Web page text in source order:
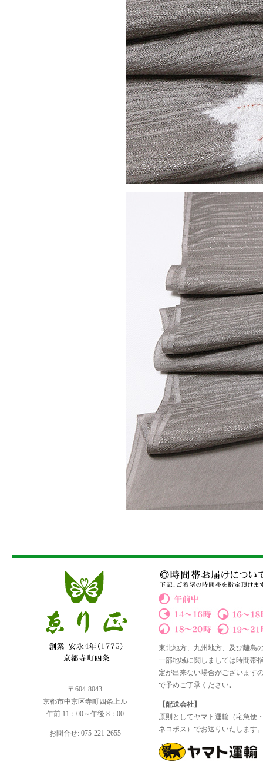
〒604-8043
京都市中京区寺町四条上ル
午前 11：00～午後 8：00
お問合せ: 075-221-2655
東北地方、九州地方、及び離島
一部地域に関しましては時間帯
定が出来ない場合がございます
で予めご了承ください｡
【配送会社】
原則としてヤマト運輸（宅急便
ネコポス）でお送りいたします